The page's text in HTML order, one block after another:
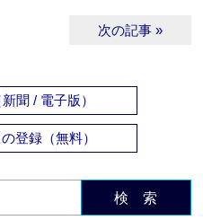
次の記事 »
聞 / 電子版）
登録（無料）
検 索